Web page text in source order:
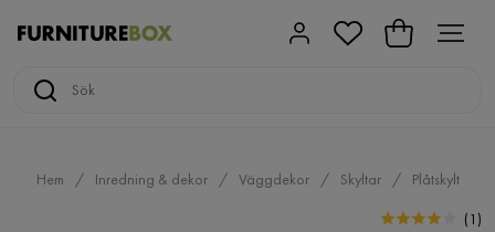
Hem Inredning & dekor Väggdekor Skyltar
Plåtskylt
(1 )